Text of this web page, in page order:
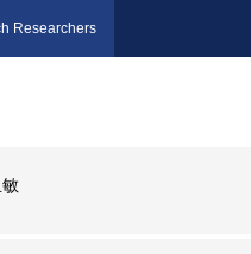
Researchers